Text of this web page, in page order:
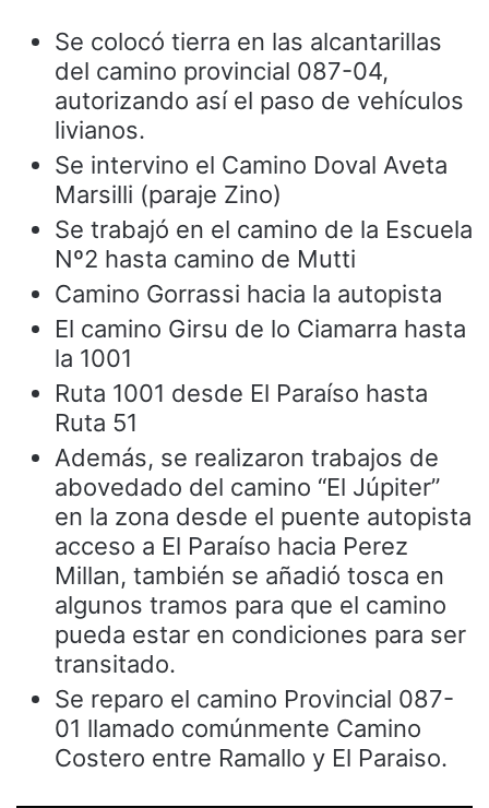
Se colocó tierra en las alcantarillas
del camino provincial 087-04,
autorizando así el paso de vehículos
livianos.
Se intervino el Camino Doval Aveta
Marsilli (paraje Zino)
Se trabajó en el camino de la Escuela
Nº2 hasta camino de Mutti
Camino Gorrassi hacia la autopista
El camino Girsu de lo Ciamarra hasta
la 1001
Ruta 1001 desde El Paraíso hasta
Ruta 51
Además, se realizaron trabajos de
abovedado del camino “El Júpiter”
en la zona desde el puente autopista
acceso a El Paraíso hacia Perez
Millan, también se añadió tosca en
algunos tramos para que el camino
pueda estar en condiciones para ser
transitado.
Se reparo el camino Provincial 087-
01 llamado comúnmente Camino
Costero entre Ramallo y El Paraiso.